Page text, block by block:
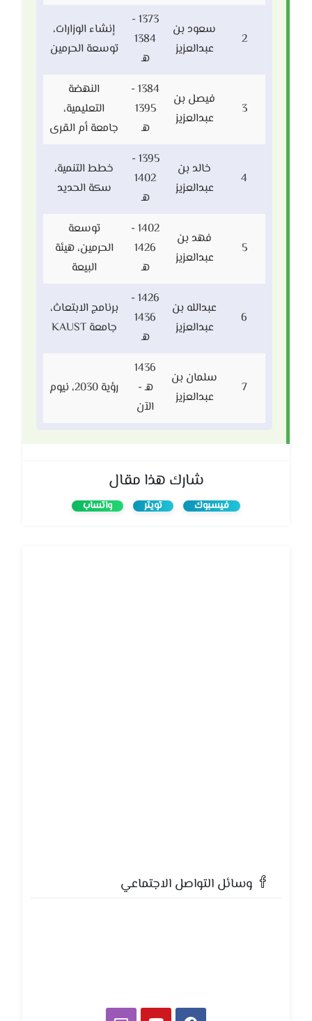
2
سعود بن
عبدالعزيز
1373 -
1384
هـ
إنشاء الوزارات،
توسعة الحرمين
3
فيصل بن
عبدالعزيز
1384 -
1395
هـ
النهضة
التعليمية،
جامعة أم القرى
4
خالد بن
عبدالعزيز
1395 -
1402
هـ
خطط التنمية،
سكة الحديد
5
فهد بن
عبدالعزيز
1402 -
1426
هـ
توسعة
الحرمين، هيئة
البيعة
6
عبدالله بن
عبدالعزيز
1426 -
1436
هـ
برنامج الابتعاث،
جامعة KAUST
7
سلمان بن
عبدالعزيز
1436
هـ -
الآن
رؤية 2030، نيوم
شارك هذا مقال
فيسبوك تويتر واتساب
وسائل التواصل الاجتماعي